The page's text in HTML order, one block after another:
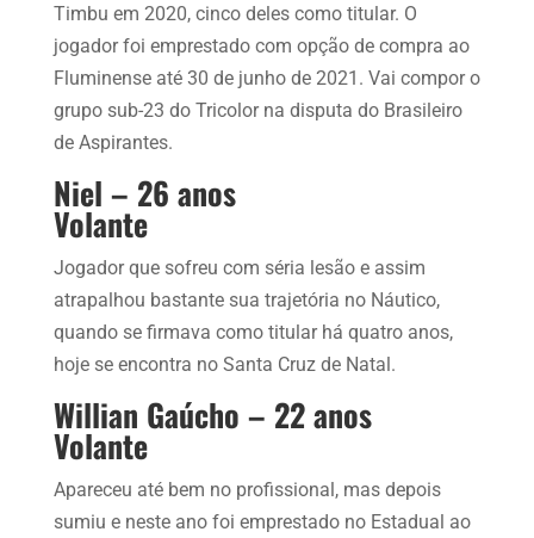
Timbu em 2020, cinco deles como titular. O
jogador foi emprestado com opção de compra ao
Fluminense até 30 de junho de 2021. Vai compor o
grupo sub-23 do Tricolor na disputa do Brasileiro
de Aspirantes.
Niel – 26 anos
Volante
Jogador que sofreu com séria lesão e assim
atrapalhou bastante sua trajetória no Náutico,
quando se firmava como titular há quatro anos,
hoje se encontra no Santa Cruz de Natal.
Willian Gaúcho – 22 anos
Volante
Apareceu até bem no profissional, mas depois
sumiu e neste ano foi emprestado no Estadual ao